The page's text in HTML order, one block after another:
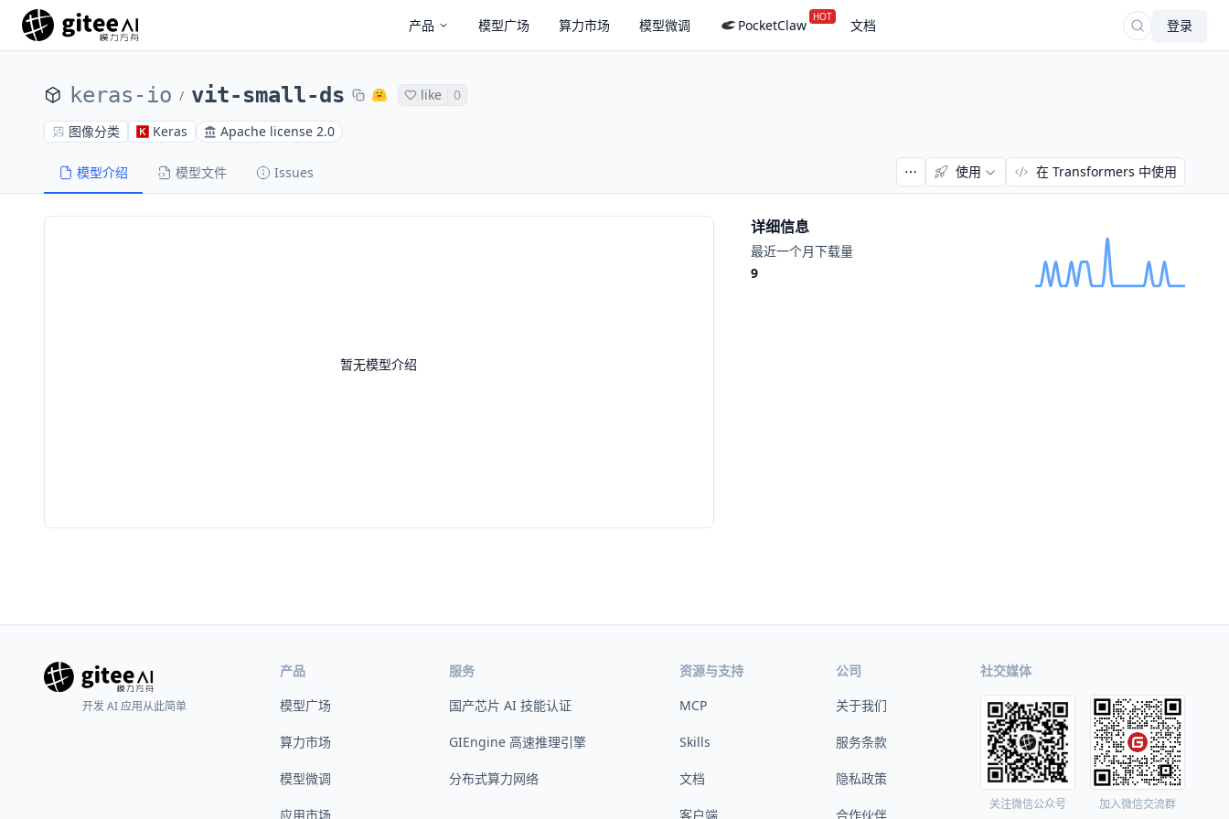
产品 模型广场 算力市场 模型微调 PocketClaw HOT 文档 登录
keras-io / vit-small-ds like 0
图像分类 Keras Apache license 2.0
模型介绍 模型文件 Issues 使用 在 Transformers 中使用
暂无模型介绍
详细信息
最近一个月下载量
9
开发 AI 应用从此简单
产品
模型广场
算力市场
模型微调
应用市场
服务
国产芯片 AI 技能认证
GIEngine 高速推理引擎
分布式算力网络
资源与支持
MCP
Skills
文档
客户端
公司
关于我们
服务条款
隐私政策
合作伙伴
社交媒体
关注微信公众号 加入微信交流群